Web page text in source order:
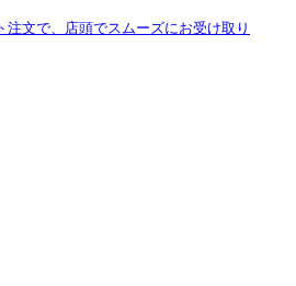
文で、店頭でスムーズにお受け取り